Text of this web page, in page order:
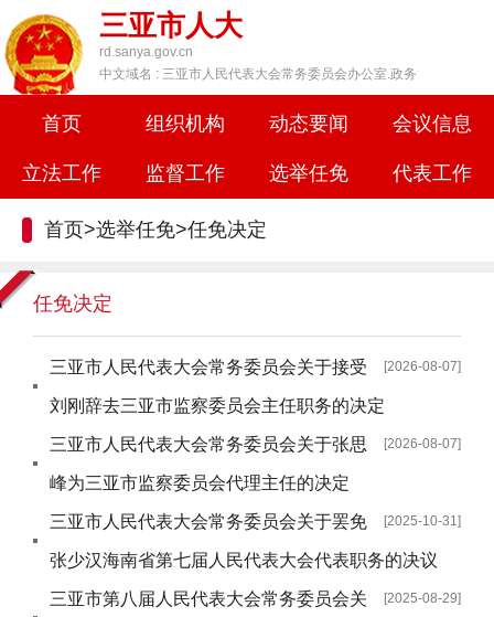
三亚市人大
rd.sanya.gov.cn
中文域名 : 三亚市人民代表大会常务委员会办公室.政务
首页 组织机构 动态要闻 会议信息
立法工作 监督工作 选举任免 代表工作
首页>选举任免>任免决定
任免决定
[2026-08-07]
三亚市人民代表大会常务委员会关于接受
刘刚辞去三亚市监察委员会主任职务的决定
[2026-08-07]
三亚市人民代表大会常务委员会关于张思
峰为三亚市监察委员会代理主任的决定
[2025-10-31]
三亚市人民代表大会常务委员会关于罢免
张少汉海南省第七届人民代表大会代表职务的决议
[2025-08-29]
三亚市第八届人民代表大会常务委员会关